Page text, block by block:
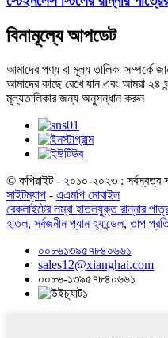
বিনামূল্যে আপডেট
আমাদের পণ্য বা মূল্য তালিকা সম্পর্কে
আমাদের কাছে রেখে যান এবং আমরা ২৪
মূল্যতালিকার জন্য অনুসন্ধান করুন
© কপিরাইট - ২০১০-২০২৩ : সর্বস্বত্ব
সাইটম্যাপ - এএমপি মোবাইল
বেকলাইটের লম্বা হাতলযুক্ত রান্নার
হাতল, সর্বজনীন প্যান হ্যান্ডেল,তাপ
০০৮৬১৩৯৫৭৮৪০৬৬১
sales12@xianghai.com
০০৮৬-১৩৯৫৭৮৪০৬৬১